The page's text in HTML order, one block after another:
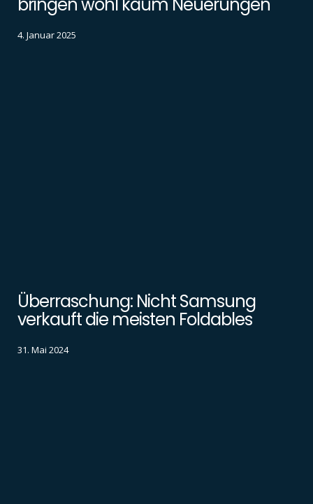
4. Januar 2025
Überraschung: Nicht Samsung
verkauft die meisten Foldables
31. Mai 2024